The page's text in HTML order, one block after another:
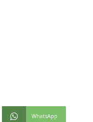
WhatsApp